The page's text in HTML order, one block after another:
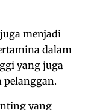
menjadi
dalam
yang juga
yang